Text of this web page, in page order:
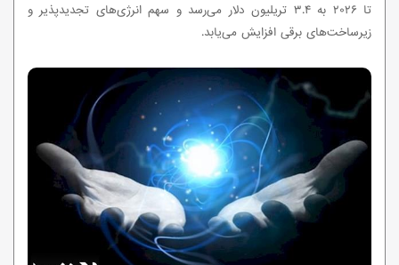
تا ۲۰۲۶ به ۳.۴ تریلیون دلار می‌رسد و سهم انرژی‌های تجدیدپذیر و
زیرساخت‌های برقی افزایش می‌یابد.